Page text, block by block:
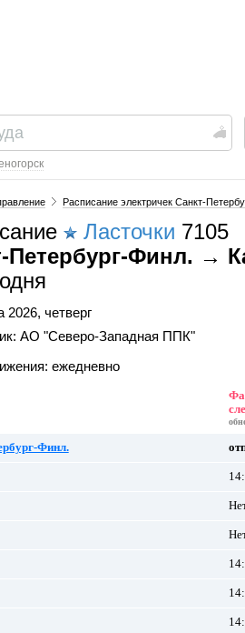
Расписание электричек Санкт-
Ласточки 7105
Петербург-Финл. →
2026, четверг
АО "Северо-Западная ППК"
ежедневно
Финл.